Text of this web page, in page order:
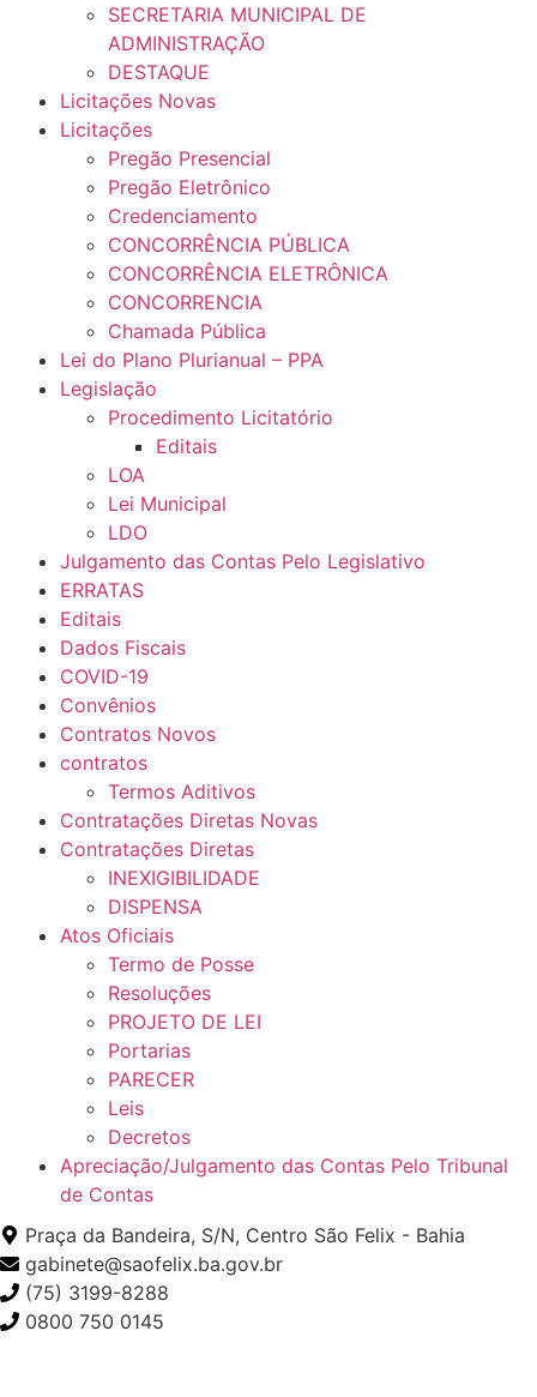
SECRETARIA MUNICIPAL DE
ADMINISTRAÇÃO
DESTAQUE
Licitações Novas
Licitações
Pregão Presencial
Pregão Eletrônico
Credenciamento
CONCORRÊNCIA PÚBLICA
CONCORRÊNCIA ELETRÔNICA
CONCORRENCIA
Chamada Pública
Lei do Plano Plurianual – PPA
Legislação
Procedimento Licitatório
Editais
LOA
Lei Municipal
LDO
Julgamento das Contas Pelo Legislativo
ERRATAS
Editais
Dados Fiscais
COVID-19
Convênios
Contratos Novos
contratos
Termos Aditivos
Contratações Diretas Novas
Contratações Diretas
INEXIGIBILIDADE
DISPENSA
Atos Oficiais
Termo de Posse
Resoluções
PROJETO DE LEI
Portarias
PARECER
Leis
Decretos
Apreciação/Julgamento das Contas Pelo Tribunal
de Contas
Praça da Bandeira, S/N, Centro São Felix - Bahia
gabinete@saofelix.ba.gov.br
(75) 3199-8288
0800 750 0145